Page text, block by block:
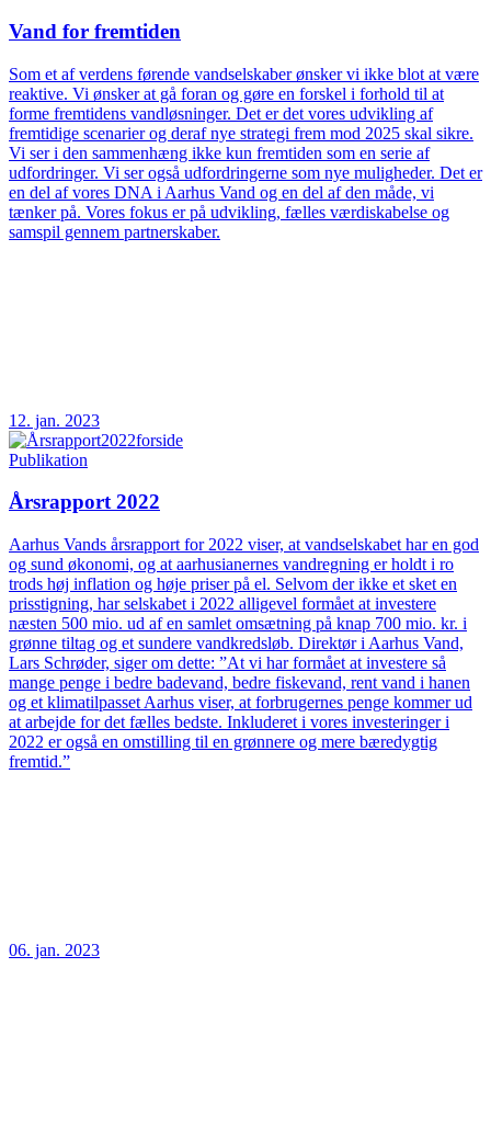
Vand for fremtiden
Som et af verdens førende vandselskaber ønsker vi ikke blot at være
reaktive. Vi ønsker at gå foran og gøre en forskel i forhold til at
forme fremtidens vandløsninger. Det er det vores udvikling af
fremtidige scenarier og deraf nye strategi frem mod 2025 skal sikre.
Vi ser i den sammenhæng ikke kun fremtiden som en serie af
udfordringer. Vi ser også udfordringerne som nye muligheder. Det er
en del af vores DNA i Aarhus Vand og en del af den måde, vi
tænker på. Vores fokus er på udvikling, fælles værdiskabelse og
samspil gennem partnerskaber.
12. jan. 2023
Publikation
Årsrapport 2022
Aarhus Vands årsrapport for 2022 viser, at vandselskabet har en god
og sund økonomi, og at aarhusianernes vandregning er holdt i ro
trods høj inflation og høje priser på el. Selvom der ikke et sket en
prisstigning, har selskabet i 2022 alligevel formået at investere
næsten 500 mio. ud af en samlet omsætning på knap 700 mio. kr. i
grønne tiltag og et sundere vandkredsløb. Direktør i Aarhus Vand,
Lars Schrøder, siger om dette: ”At vi har formået at investere så
mange penge i bedre badevand, bedre fiskevand, rent vand i hanen
og et klimatilpasset Aarhus viser, at forbrugernes penge kommer ud
at arbejde for det fælles bedste. Inkluderet i vores investeringer i
2022 er også en omstilling til en grønnere og mere bæredygtig
fremtid.”
06. jan. 2023